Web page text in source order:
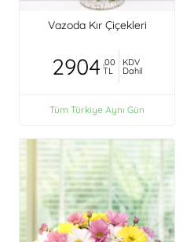
Vazoda Kır Çiçekleri
2904 ,00
TL
KDV
Dahil
Tüm Türkiye Aynı Gün